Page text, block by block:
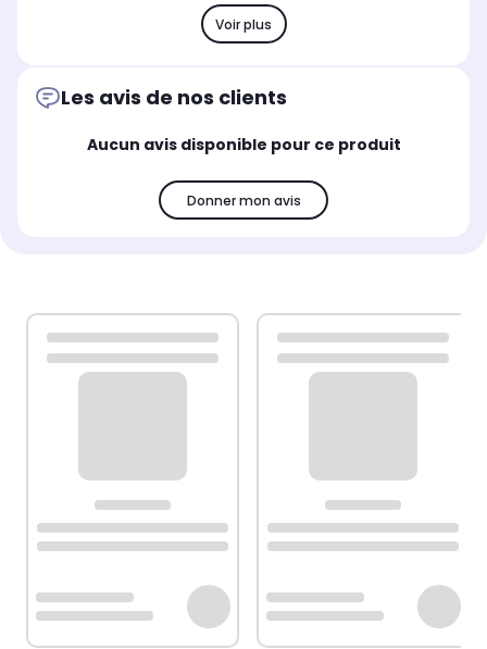
Voir plus
Les avis de nos clients
Aucun avis disponible pour ce produit
Donner mon avis